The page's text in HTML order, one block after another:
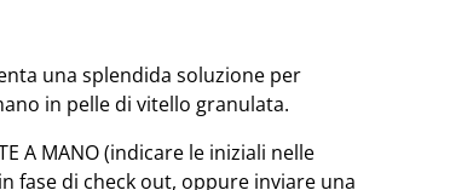
una splendida soluzione per
in pelle di vitello granulata.
A MANO (indicare le iniziali nelle
fase di check out, oppure inviare una